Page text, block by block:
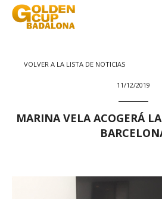
VOLVER A LA LISTA DE NOTICIAS
11/12/2019
MARINA VELA ACOGERÁ